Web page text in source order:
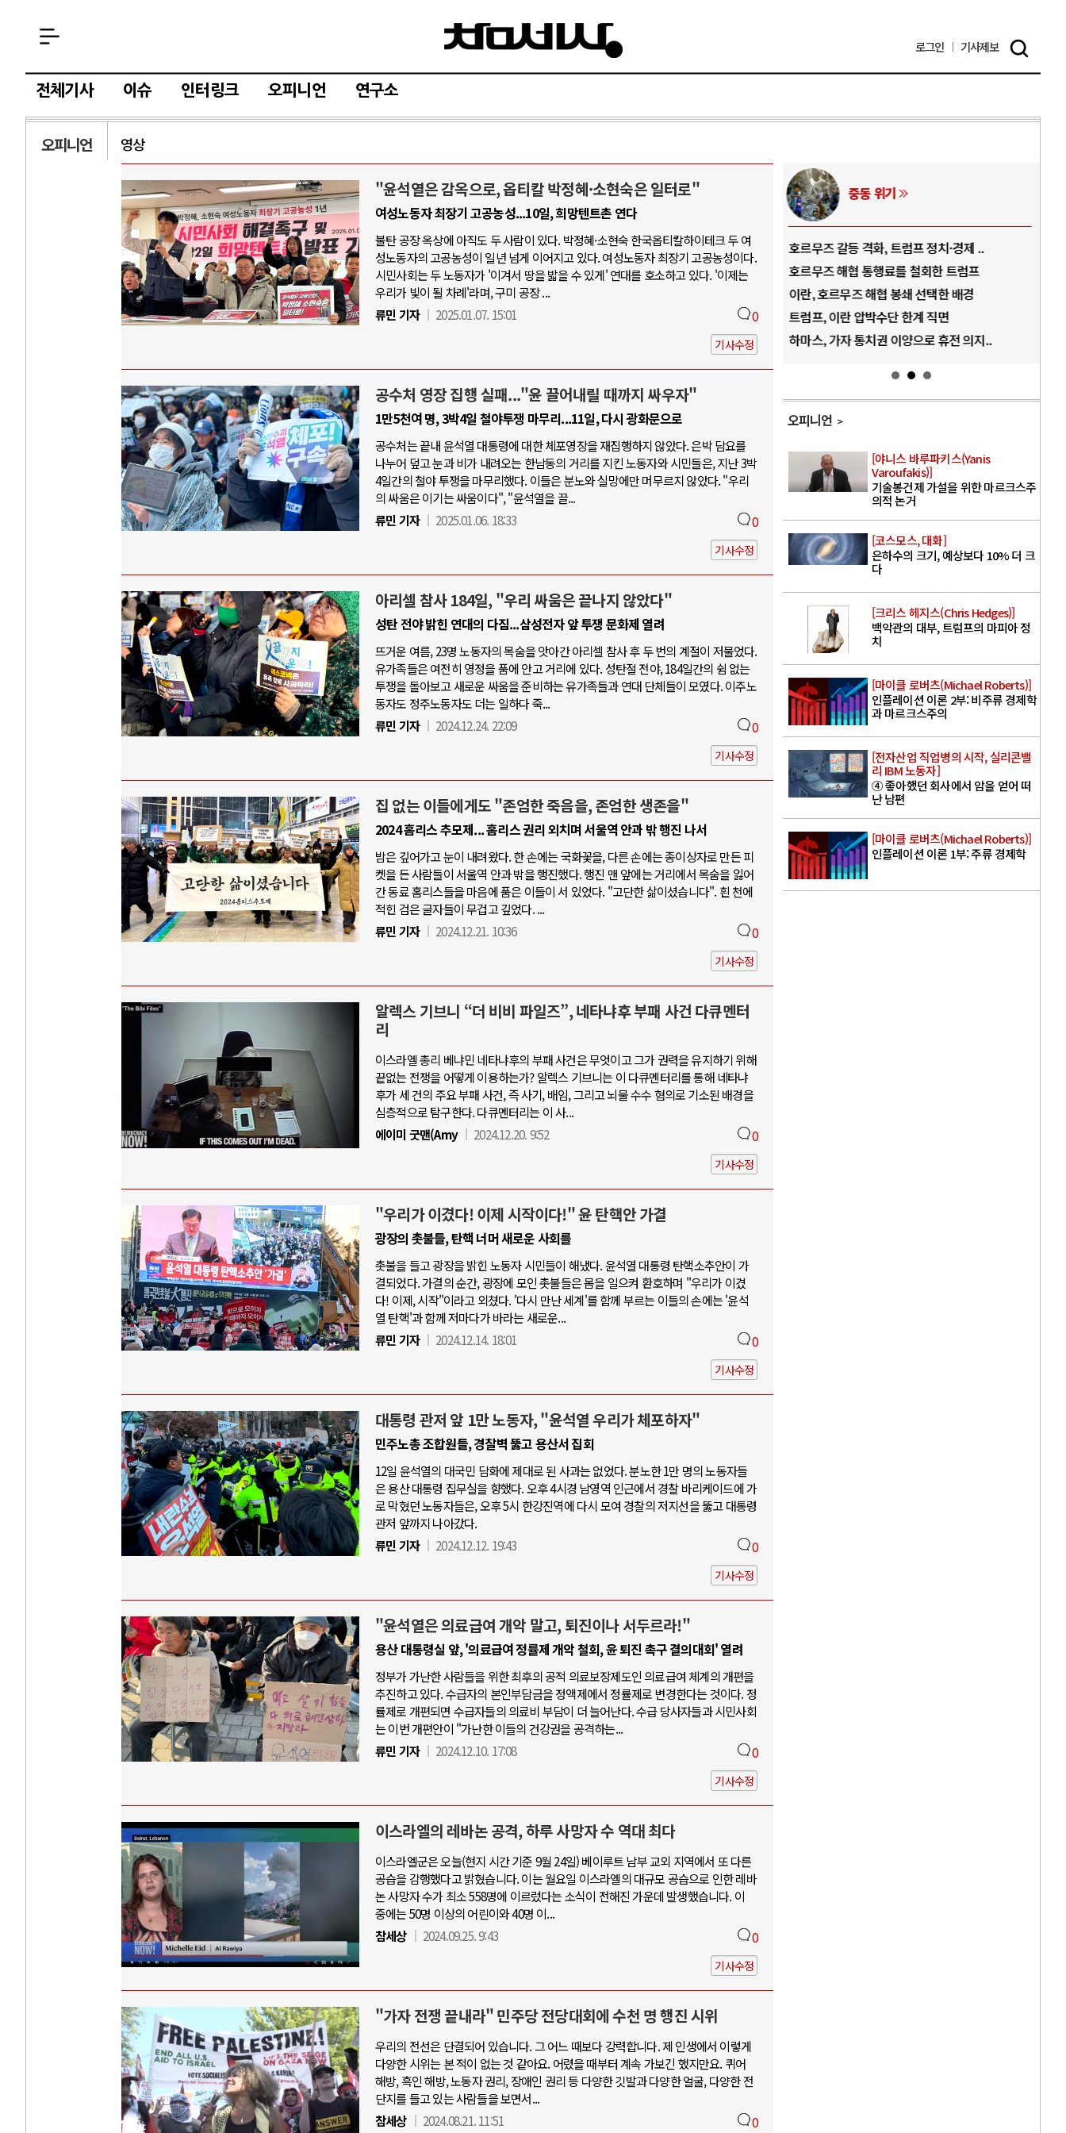
로그인 기사제보
전체기사 이슈 인터링크 오피니언 연구소
오피니언 영상
"윤석열은 감옥으로, 옵티칼 박정혜·소현숙은 일터로"
여성노동자 최장기 고공농성...10일, 희망텐트촌 연다
불탄 공장 옥상에 아직도 두 사람이 있다. 박정혜·소현숙 한국옵티칼하이테크 두 여
성노동자의 고공농성이 일년 넘게 이어지고 있다. 여성노동자 최장기 고공농성이다.
시민사회는 두 노동자가 '이겨서 땅을 밟을 수 있게' 연대를 호소하고 있다. '이제는
우리가 빛이 될 차례'라며, 구미 공장 ...
류민 기자
2025.01.07. 15:01 0
기사수정
공수처 영장 집행 실패..."윤 끌어내릴 때까지 싸우자"
1만5천여 명, 3박4일 철야투쟁 마무리...11일, 다시 광화문으로
공수처는 끝내 윤석열 대통령에 대한 체포영장을 재집행하지 않았다. 은박 담요를
나누어 덮고 눈과 비가 내려오는 한남동의 거리를 지킨 노동자와 시민들은, 지난 3박
4일간의 철야 투쟁을 마무리했다. 이들은 분노와 실망에만 머무르지 않았다. "우리
의 싸움은 이기는 싸움이다", "윤석열을 끌...
류민 기자
2025.01.06. 18:33 0
기사수정
아리셀 참사 184일, "우리 싸움은 끝나지 않았다"
성탄 전야 밝힌 연대의 다짐...삼성전자 앞 투쟁 문화제 열려
뜨거운 여름, 23명 노동자의 목숨을 앗아간 아리셀 참사 후 두 번의 계절이 저물었다.
유가족들은 여전히 영정을 품에 안고 거리에 있다. 성탄절 전야, 184일간의 쉼 없는
투쟁을 돌아보고 새로운 싸움을 준비하는 유가족들과 연대 단체들이 모였다. 이주노
동자도 정주노동자도 더는 일하다 죽...
류민 기자
2024.12.24. 22:09 0
기사수정
집 없는 이들에게도 "존엄한 죽음을, 존엄한 생존을"
2024 홈리스 추모제... 홈리스 권리 외치며 서울역 안과 밖 행진 나서
밤은 깊어가고 눈이 내려왔다. 한 손에는 국화꽃을, 다른 손에는 종이상자로 만든 피
켓을 든 사람들이 서울역 안과 밖을 행진했다. 행진 맨 앞에는 거리에서 목숨을 잃어
간 동료 홈리스들을 마음에 품은 이들이 서 있었다. "고단한 삶이셨습니다". 흰 천에
적힌 검은 글자들이 무겁고 깊었다. ...
류민 기자
2024.12.21. 10:36 0
기사수정
알렉스 기브니 “더 비비 파일즈”, 네타냐후 부패 사건 다큐멘터
리
이스라엘 총리 베냐민 네타냐후의 부패 사건은 무엇이고 그가 권력을 유지하기 위해
끝없는 전쟁을 어떻게 이용하는가? 알렉스 기브니는 이 다큐멘터리를 통해 네타냐
후가 세 건의 주요 부패 사건, 즉 사기, 배임, 그리고 뇌물 수수 혐의로 기소된 배경을
심층적으로 탐구한다. 다큐멘터리는 이 사...
에이미 굿맨(Amy
2024.12.20. 9:52 0
기사수정
"우리가 이겼다! 이제 시작이다!" 윤 탄핵안 가결
광장의 촛불들, 탄핵 너머 새로운 사회를
촛불을 들고 광장을 밝힌 노동자 시민들이 해냈다. 윤석열 대통령 탄핵소추안이 가
결되었다. 가결의 순간, 광장에 모인 촛불들은 몸을 일으켜 환호하며 "우리가 이겼
다! 이제, 시작"이라고 외쳤다. '다시 만난 세계'를 함께 부르는 이들의 손에는 '윤석
열 탄핵'과 함께 저마다가 바라는 새로운...
류민 기자
2024.12.14. 18:01 0
기사수정
대통령 관저 앞 1만 노동자, "윤석열 우리가 체포하자"
민주노총 조합원들, 경찰벽 뚫고 용산서 집회
12일 윤석열의 대국민 담화에 제대로 된 사과는 없었다. 분노한 1만 명의 노동자들
은 용산 대통령 집무실을 향했다. 오후 4시경 남영역 인근에서 경찰 바리케이드에 가
로 막혔던 노동자들은, 오후 5시 한강진역에 다시 모여 경찰의 저지선을 뚫고 대통령
관저 앞까지 나아갔다.
류민 기자
2024.12.12. 19:43 0
기사수정
"윤석열은 의료급여 개악 말고, 퇴진이나 서두르라!"
용산 대통령실 앞, '의료급여 정률제 개악 철회, 윤 퇴진 촉구 결의대회' 열려
정부가 가난한 사람들을 위한 최후의 공적 의료보장제도인 의료급여 체계의 개편을
추진하고 있다. 수급자의 본인부담금을 정액제에서 정률제로 변경한다는 것이다. 정
률제로 개편되면 수급자들의 의료비 부담이 더 늘어난다. 수급 당사자들과 시민사회
는 이번 개편안이 "가난한 이들의 건강권을 공격하는...
류민 기자
2024.12.10. 17:08 0
기사수정
이스라엘의 레바논 공격, 하루 사망자 수 역대 최다
이스라엘군은 오늘(현지 시간 기준 9월 24일) 베이루트 남부 교외 지역에서 또 다른
공습을 감행했다고 밝혔습니다. 이는 월요일 이스라엘의 대규모 공습으로 인한 레바
논 사망자 수가 최소 558명에 이르렀다는 소식이 전해진 가운데 발생했습니다. 이
중에는 50명 이상의 어린이와 40명 이...
참세상
2024.09.25. 9:43 0
기사수정
"가자 전쟁 끝내라" 민주당 전당대회에 수천 명 행진 시위
우리의 전선은 단결되어 있습니다. 그 어느 때보다 강력합니다. 제 인생에서 이렇게
다양한 시위는 본 적이 없는 것 같아요. 어렸을 때부터 계속 가보긴 했지만요. 퀴어
해방, 흑인 해방, 노동자 권리, 장애인 권리 등 다양한 깃발과 다양한 얼굴, 다양한 전
단지를 들고 있는 사람들을 보면서...
참세상
2024.08.21. 11:51 0
AI와 인간
중국 AI, 저가 공세로 글로벌 토큰 시..
AI 국부펀드 구상 놓고 미국 진보진영 ..
AI 데이터센터 반대 투쟁은 새로운 글로..
AI의 숨은 환경 비용: 데이터센터 확산..
러시아-우크라이나 전쟁
전쟁의 추상화: 우크라이나, 대리전의 역..
EU·우크라이나 드론 협력 직후, 러시아..
나토, 우크라 군사지원 2027년까지 공..
우크라이나, 덴마크, 에스토니아, 네덜란..
중동 위기
호르무즈 갈등 격화, 트럼프 정치·경제 ..
호르무즈 해협 통행료를 철회한 트럼프
이란, 호르무즈 해협 봉쇄 선택한 배경
트럼프, 이란 압박수단 한계 직면
하마스, 가자 통치권 이양으로 휴전 의지..
AI는 어떻게
오피니언
[야니스 바루파키스(Yanis
Varoufakis)]
기술봉건제 가설을 위한 마르크스주
의적 논거
[코스모스, 대화]
은하수의 크기, 예상보다 10% 더 크
다
[크리스 헤지스(Chris Hedges)]
백악관의 대부, 트럼프의 마피아 정
치
[마이클 로버츠(Michael Roberts)]
인플레이션 이론 2부: 비주류 경제학
과 마르크스주의
[전자산업 직업병의 시작, 실리콘밸
리 IBM 노동자]
④ 좋아했던 회사에서 암을 얻어 떠
난 남편
[마이클 로버츠(Michael Roberts)]
인플레이션 이론 1부: 주류 경제학